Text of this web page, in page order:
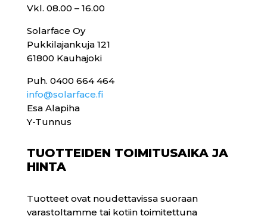
Vkl. 08.00 – 16.00
Solarface Oy
Pukkilajankuja 121
61800 Kauhajoki
Puh. 0400 664 464
info@solarface.fi
Esa Alapiha
Y-Tunnus
TUOTTEIDEN TOIMITUSAIKA JA
HINTA
Tuotteet ovat noudettavissa suoraan
varastoltamme tai kotiin toimitettuna